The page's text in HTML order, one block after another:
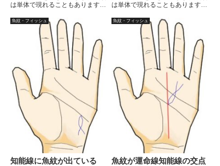
は単体で現れることもあります
ことも多々あります。その場合、
くっついた線の意味に関連した幸
運という意味合いになります。太
陽線に生じた魚紋は、突然訪れ...
は単体で現れることもあります
ことも多々あります。その場合、
くっついた線の意味に関連した幸
運という意味合いになります。結
婚線に魚紋が生じている場合、...
魚紋・フィッシュ
知能線に魚紋が出ている
魚紋・フィッシュ
魚紋が運命線知能線の交点